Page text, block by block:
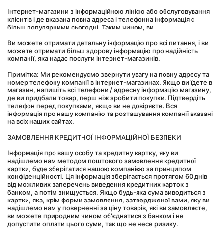
Інтернет-магазини з інформаційною лінією або обслуговування
клієнтів і де вказана повна адреса і телефонна інформація є
більш популярними сьогодні. Таким чином, ви
Ви можете отримати детальну інформацію про всі питання, і ви
можете отримати більш здорову інформацію про надійність
компанії, яка надає послуги інтернет-магазинів.
Примітка: Ми рекомендуємо звернути увагу на повну адресу та
номер телефону компанії в інтернет-магазинах. Якщо ви їдете в
магазин, напишіть всі телефони / адресну інформацію магазину,
де ви придбали товар, перш ніж зробити покупки. Підтвердіть
телефон перед покупками, якщо ви не довіряєте. Вся
інформація про нашу компанію та розташування компанії вказані
на всіх наших сайтах.
ЗАМОВЛЕННЯ КРЕДИТНОЇ ІНФОРМАЦІЙНОЇ БЕЗПЕКИ
Інформація про вашу особу та кредитну картку, яку ви
надішлемо нам методом поштового замовлення кредитної
картки, буде зберігатися нашою компанією за принципом
конфіденційності. Ця інформація зберігається протягом 60 днів
від можливих заперечень виведення кредитних карток з
банком, а потім знищується. Якщо будь-яка сума виводиться з
картки, яка, крім форми замовлення, затвердженої вами, яку ви
надішлемо нам у поверненні за ціну товарів, які ви замовляєте,
ви можете природним чином об'єднатися з банком і не
допустити оплати цього суми, так що не несе ризику.